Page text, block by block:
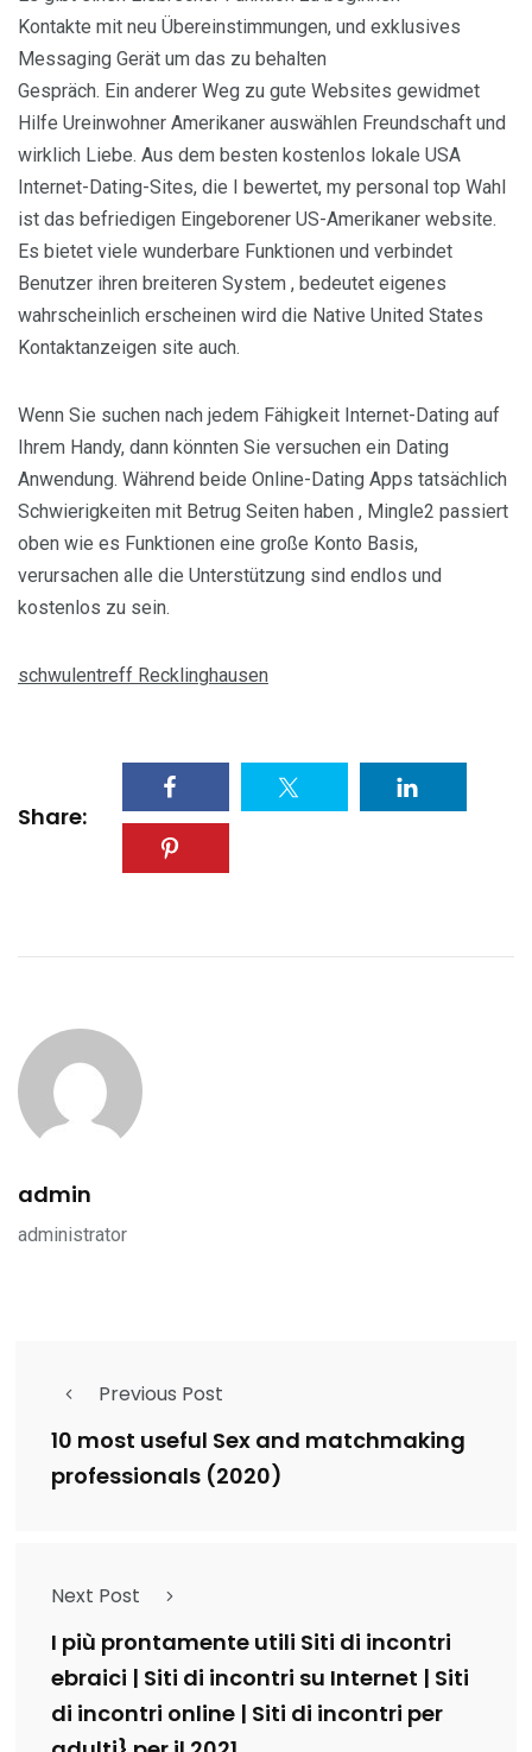
Kontakte mit neu Übereinstimmungen, und exklusives
Messaging Gerät um das zu behalten
Gespräch. Ein anderer Weg zu gute Websites gewidmet
Hilfe Ureinwohner Amerikaner auswählen Freundschaft und
wirklich Liebe. Aus dem besten kostenlos lokale USA
Internet-Dating-Sites, die I bewertet, my personal top Wahl
ist das befriedigen Eingeborener US-Amerikaner website.
Es bietet viele wunderbare Funktionen und verbindet
Benutzer ihren breiteren System , bedeutet eigenes
wahrscheinlich erscheinen wird die Native United States
Kontaktanzeigen site auch.
Wenn Sie suchen nach jedem Fähigkeit Internet-Dating auf
Ihrem Handy, dann könnten Sie versuchen ein Dating
Anwendung. Während beide Online-Dating Apps tatsächlich
Schwierigkeiten mit Betrug Seiten haben , Mingle2 passiert
oben wie es Funktionen eine große Konto Basis,
verursachen alle die Unterstützung sind endlos und
kostenlos zu sein.
schwulentreff Recklinghausen
Share:
admin
administrator
Previous Post
10 most useful Sex and matchmaking
professionals (2020)
Next Post
I più prontamente utili Siti di incontri
ebraici | Siti di incontri su Internet | Siti
di incontri online | Siti di incontri per